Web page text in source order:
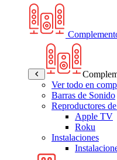
Ver todo en
Barras de Sonido
Reproductores
Apple TV
Roku
Instalaciones